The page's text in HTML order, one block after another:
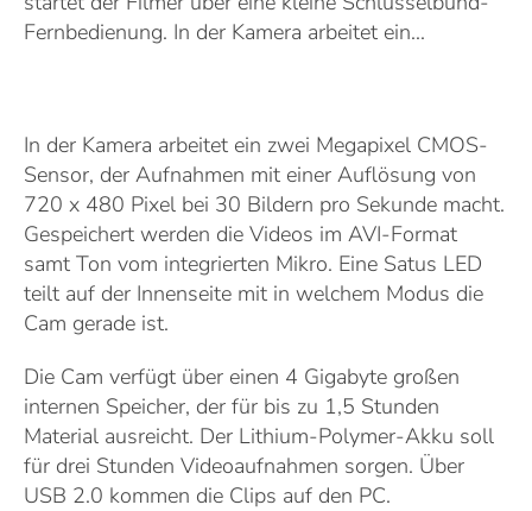
Fernbedienung. In der Kamera arbeitet ein...
In der Kamera arbeitet ein zwei Megapixel CMOS-
Sensor, der Aufnahmen mit einer Auflösung von
720 x 480 Pixel bei 30 Bildern pro Sekunde macht.
Gespeichert werden die Videos im AVI-Format
samt Ton vom integrierten Mikro. Eine Satus LED
teilt auf der Innenseite mit in welchem Modus die
Cam gerade ist.
Die Cam verfügt über einen 4 Gigabyte großen
internen Speicher, der für bis zu 1,5 Stunden
Material ausreicht. Der Lithium-Polymer-Akku soll
für drei Stunden Videoaufnahmen sorgen. Über
USB 2.0 kommen die Clips auf den PC.